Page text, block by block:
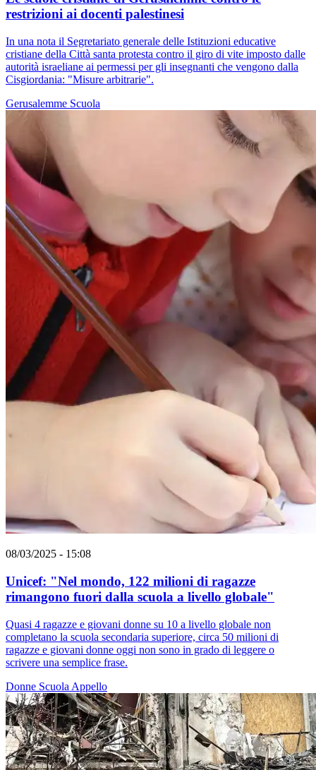
restrizioni ai docenti palestinesi
In una nota il Segretariato generale delle Istituzioni educative
cristiane della Città santa protesta contro il giro di vite imposto dalle
autorità israeliane ai permessi per gli insegnanti che vengono dalla
Cisgiordania: "Misure arbitrarie".
Gerusalemme Scuola
08/03/2025 - 15:08
Unicef: "Nel mondo, 122 milioni di ragazze
rimangono fuori dalla scuola a livello globale"
Quasi 4 ragazze e giovani donne su 10 a livello globale non
completano la scuola secondaria superiore, circa 50 milioni di
ragazze e giovani donne oggi non sono in grado di leggere o
scrivere una semplice frase.
Donne Scuola Appello